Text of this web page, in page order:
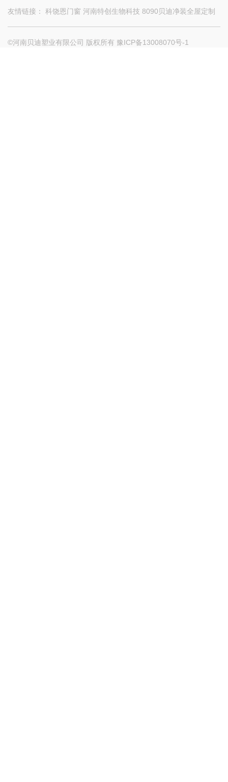
友情链接： 科饶恩门窗 河南特创生物科技 8090贝迪净装全屋定制
©河南贝迪塑业有限公司 版权所有 豫ICP备13008070号-1